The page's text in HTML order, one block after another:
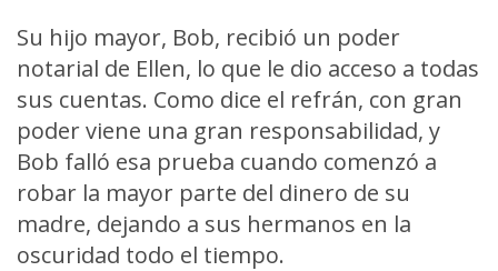
Su hijo mayor, Bob, recibió un poder
notarial de Ellen, lo que le dio acceso a todas
sus cuentas. Como dice el refrán, con gran
poder viene una gran responsabilidad, y
Bob falló esa prueba cuando comenzó a
robar la mayor parte del dinero de su
madre, dejando a sus hermanos en la
oscuridad todo el tiempo.